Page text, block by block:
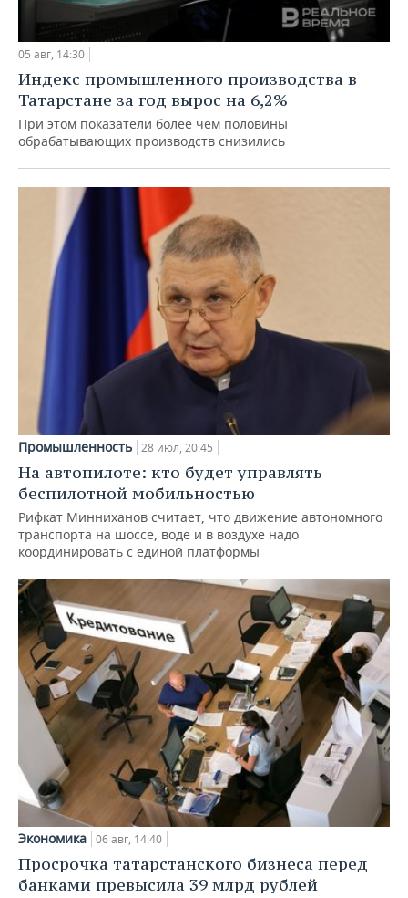
05 авг, 14:30
Индекс промышленного производства в
Татарстане за год вырос на 6,2%
При этом показатели более чем половины
обрабатывающих производств снизились
Промышленность 28 июл, 20:45
На автопилоте: кто будет управлять
беспилотной мобильностью
Рифкат Минниханов считает, что движение автономного
транспорта на шоссе, воде и в воздухе надо
координировать с единой платформы
Экономика 06 авг, 14:40
Просрочка татарстанского бизнеса перед
банками превысила 39 млрд рублей